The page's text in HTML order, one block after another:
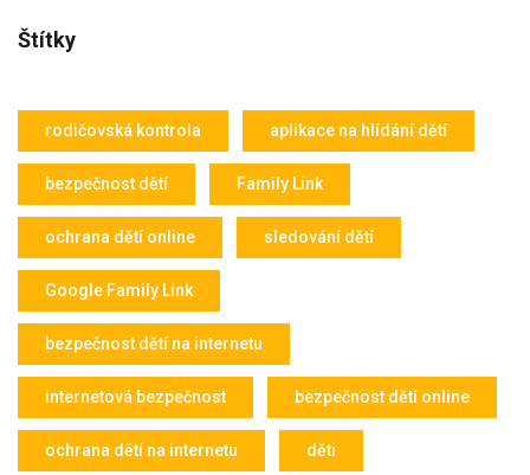
Štítky
rodičovská kontrola aplikace na hlídání dětí
bezpečnost dětí Family Link
ochrana dětí online sledování dětí
Google Family Link
bezpečnost dětí na internetu
internetová bezpečnost bezpečnost dětí online
ochrana dětí na internetu děti